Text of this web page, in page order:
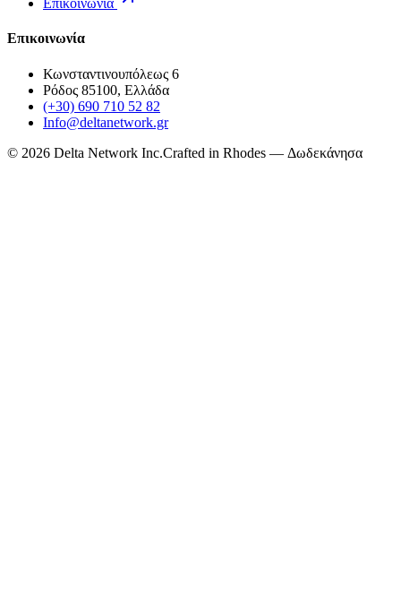
Επικοινωνία
Επικοινωνία
Κωνσταντινουπόλεως 6
Ρόδος 85100, Ελλάδα
(+30) 690 710 52 82
Info@deltanetwork.gr
© 2026 Delta Network Inc.Crafted in Rhodes — Δωδεκάνησα